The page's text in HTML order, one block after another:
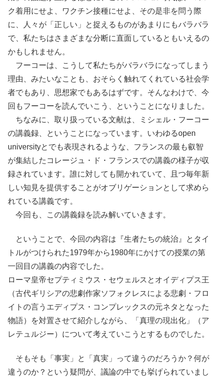
ク着用にせよ、ワクチン接種にせよ、その是非を問う際
に、人々が「正しい」と捉えるものがあまりにもバラバラ
で、私たちはさまざまな分断に直面しているともいえるの
かもしれません。
フーコーは、こうして私たちがバラバラになってしまう
理由、みたいなことも、おそらく触れてくれている社会学
者でもあり、思想家でもあるはずです。そんなわけで、今
回もフーコーを読んでいこう、ということになりました。
ちなみに、取り扱っている文献は、ミシェル・フーコー
の講義録、ということになっています。いわゆるopen
universityとでも表現されるような、フランスの最も叡智
が集結したコレージュ・ド・フランスでの講義の様子が収
録されています。誰に対しても開かれていて、且つ毎年新
しい知見を提供することがオブリゲーションとして求めら
れている講義です。
今回も、この講義録を読み解いていきます。
ということで、今回の内容は『生者たちの統治』とタイ
トルがつけられた1979年から1980年にかけての授業の第
一回目の講義の内容でした。
ローマ皇帝セプティミウス・セウェルスとオイディプス王
（古代ギリシアの悲劇作家ソフォクレスによる悲劇・フロ
イトの言うエディプス・コンプレックスの元ネタとなった
物語）を対置させて紹介しながら、「真理の現出化」（ア
レテュルジー）について考えていこうとするものでした。
そもそも「事実」と「真実」って違うのだろうか？何が
違うのか？という疑問が、議論の中でも挙げられていまし